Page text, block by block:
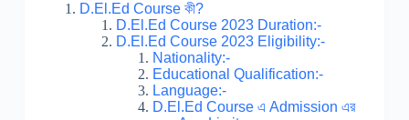
D.El.Ed Course কী?
D.El.Ed Course 2023 Duration:-
D.El.Ed Course 2023 Eligibility:-
Nationality:-
Educational Qualification:-
Language:-
D.El.Ed Course এ Admission এর